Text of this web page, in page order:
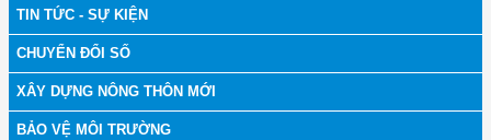
TIN TỨC - SỰ KIỆN
CHUYỂN ĐỔI SỐ
XÂY DỰNG NÔNG THÔN MỚI
BẢO VỆ MÔI TRƯỜNG